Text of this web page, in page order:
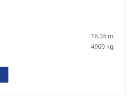
16.35 m
4900 kg